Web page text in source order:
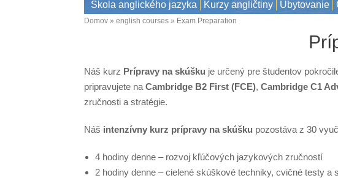
Škola anglického jazyka Kurzy angličtiny Ubytovanie
Domov english courses Exam Preparation
Náš kurz Prípravy na skúšku je určený pre študentov
pripravujete na Cambridge B2 First (FCE), Cambridge C1
zručnosti a stratégie.
Náš intenzívny kurz prípravy na skúšku pozostáva z 30
4 hodiny denne – rozvoj kľúčových jazykových zručností
2 hodiny denne – cielené skúškové techniky, cvičné testy a